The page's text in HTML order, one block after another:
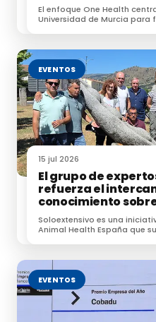
El enfoque One Health
Universidad de Murcia
EVENTOS
15 jul 2026
El grupo de
refuerza el
conocimiento
en su encuentro
Soloextensivo es una
Animal Health España que
EVENTOS